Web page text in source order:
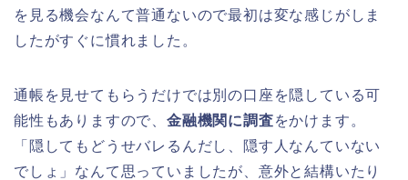
を見る機会なんて普通ないので最初は変な感じがしま
したがすぐに慣れました。
通帳を見せてもらうだけでは別の口座を隠している可
能性もありますので、 金融機関に調査をかけます。
「隠してもどうせバレるんだし、隠す人なんていない
でしょ」なんて思っていましたが、意外と結構いたり